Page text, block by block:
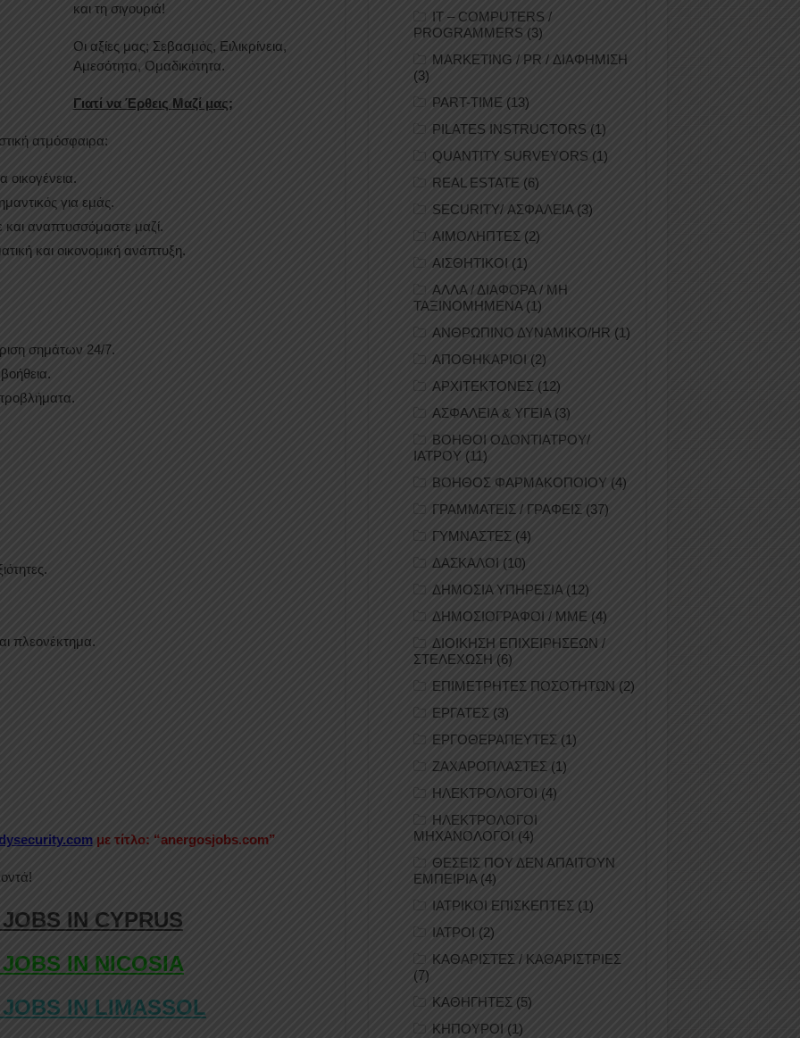
και τη σιγουριά!
Οι αξίες μας; Σεβασμός, Ειλικρίνεια,
Αμεσότητα, Ομαδικότητα.
Γιατί να Έρθεις Μαζί μας;
ατμόσφαιρα:
οικογένεια.
για εμάς.
αναπτυσσόμαστε μαζί.
και οικονομική ανάπτυξη.
σημάτων 24/7.
πλεονέκτημα.
με τίτλο: “anergosjobs.com”
IN CYPRUS
IN NICOSIA
IN LIMASSOL
IT – COMPUTERS /
PROGRAMMERS (3)
MARKETING / PR / ΔΙΑΦΗΜΙΣΗ
(3)
PART-TIME (13)
PILATES INSTRUCTORS (1)
QUANTITY SURVEYORS (1)
REAL ESTATE (6)
SECURITY/ ΑΣΦΑΛΕΙΑ(3)
ΑΙΜΟΛΗΠΤΕΣ (2)
ΑΙΣΘΗΤΙΚΟΙ (1)
ΑΛΛΑ / ΔΙΑΦΟΡΑ / ΜΗ
ΤΑΞΙΝΟΜΗΜΕΝΑ(1)
ΑΝΘΡΩΠΙΝΟ ΔΥΝΑΜΙΚΟ/HR (1)
ΑΠΟΘΗΚΑΡΙΟΙ (2)
ΑΡΧΙΤΕΚΤΟΝΕΣ (12)
ΑΣΦΑΛΕΙΑ & ΥΓΕΙΑ (3)
ΒΟΗΘΟΙ ΟΔΟΝΤΙΑΤΡΟΥ/
ΙΑΤΡΟΥ(11)
ΒΟΗΘΟΣ ΦΑΡΜΑΚΟΠΟΙΟΥ (4)
ΓΡΑΜΜΑΤΕΙΣ / ΓΡΑΦΕΙΣ (37)
ΓΥΜΝΑΣΤΕΣ (4)
ΔΑΣΚΑΛΟΙ (10)
ΔΗΜΟΣΙΑ ΥΠΗΡΕΣΙΑ (12)
ΔΗΜΟΣΙΟΓΡΑΦΟΙ / ΜΜΕ (4)
ΔΙΟΙΚΗΣΗ ΕΠΙΧΕΙΡΗΣΕΩΝ /
ΣΤΕΛΕΧΩΣΗ (6)
ΕΠΙΜΕΤΡΗΤΕΣ ΠΟΣΟΤΗΤΩΝ (2)
ΕΡΓΑΤΕΣ (3)
ΕΡΓΟΘΕΡΑΠΕΥΤΕΣ (1)
ΖΑΧΑΡΟΠΛΑΣΤΕΣ (1)
ΗΛΕΚΤΡΟΛΟΓΟΙ (4)
ΗΛΕΚΤΡΟΛΟΓΟΙ
ΜΗΧΑΝΟΛΟΓΟΙ (4)
ΘΕΣΕΙΣ ΠΟΥ ΔΕΝ ΑΠΑΙΤΟΥΝ
ΕΜΠΕΙΡΙΑ(4)
ΙΑΤΡΙΚΟΙ ΕΠΙΣΚΕΠΤΕΣ (1)
ΙΑΤΡΟΙ (2)
ΚΑΘΑΡΙΣΤΕΣ / ΚΑΘΑΡΙΣΤΡΙΕΣ
(7)
ΚΑΘΗΓΗΤΕΣ (5)
ΚΗΠΟΥΡΟΙ (1)